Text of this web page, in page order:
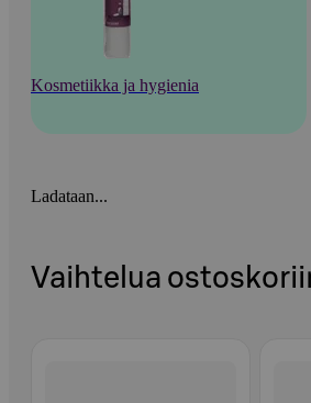
Kosmetiikka ja hygienia
Ladataan...
Vaihtelua